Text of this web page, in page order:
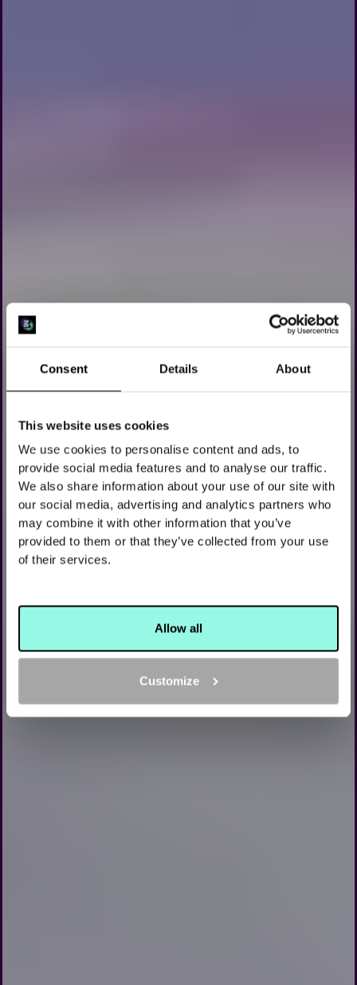
Consent Details About
This website uses cookies
We use cookies to personalise content and ads, to
provide social media features and to analyse our traffic.
We also share information about your use of our site with
our social media, advertising and analytics partners who
may combine it with other information that you’ve
provided to them or that they’ve collected from your use
of their services.
Allow all
Customize
VIRTUEEL
KLEIDUIFSCHIETEN IN
AMSTERDAM
AIM, SHOOT & STEAL THE WIN